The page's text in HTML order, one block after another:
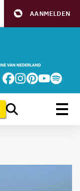
AANMELDEN